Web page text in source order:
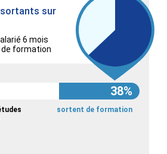
sur
6 mois
formation
38%
sortent de formation